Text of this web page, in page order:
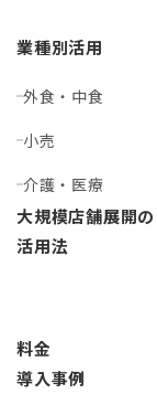
業種別活用
外食・中食
小売
介護・医療
大規模店舗展開の
活用法
料金
導入事例